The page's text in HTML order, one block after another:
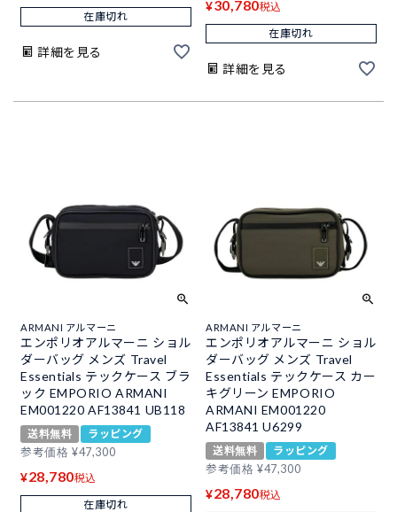
在庫切れ
詳細を見る
¥30,780税込
在庫切れ
詳細を見る
ARMANI アルマーニ
エンポリオアルマーニ ショル
ダーバッグ メンズ Travel
Essentials テックケース ブラ
ック EMPORIO ARMANI
EM001220 AF13841 UB118
送料無料
ラッピング
参考価格 ¥47,300
¥28,780税込
在庫切れ
ARMANI アルマーニ
エンポリオアルマーニ ショル
ダーバッグ メンズ Travel
Essentials テックケース カー
キグリーン EMPORIO
ARMANI EM001220
AF13841 U6299
送料無料
ラッピング
参考価格 ¥47,300
¥28,780税込